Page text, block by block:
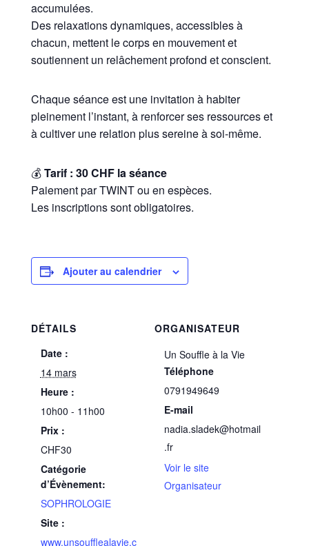
accumulées.
Des relaxations dynamiques, accessibles à
chacun, mettent le corps en mouvement et
soutiennent un relâchement profond et conscient.
Chaque séance est une invitation à habiter
pleinement l’instant, à renforcer ses ressources et
à cultiver une relation plus sereine à soi-même.
💰Tarif : 30 CHF la séance
Paiement par TWINT ou en espèces.
Les inscriptions sont obligatoires.
Ajouter au calendrier
DÉTAILS
Date :
14 mars
Heure :
10h00 - 11h00
Prix :
CHF30
Catégorie
d’Évènement:
SOPHROLOGIE
Site :
www.unsoufflealavie.c
ORGANISATEUR
Un Souffle à la Vie
Téléphone
0791949649
E-mail
nadia.sladek@hotmail
.fr
Voir le site
Organisateur